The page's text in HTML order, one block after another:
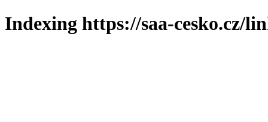
Indexing https://saa-cesko.cz/